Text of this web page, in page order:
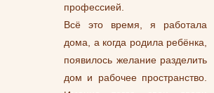
профессией.
Всё это время, я работала
дома, а когда родила ребёнка,
появилось желание разделить
дом и рабочее пространство.